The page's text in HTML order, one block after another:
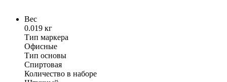
Вес
0.019 кг
Тип маркера
Офисные
Тип основы
Спиртовая
Количество в наборе